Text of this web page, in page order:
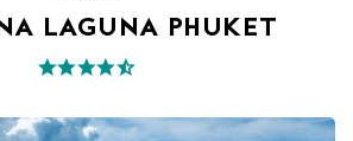
LAGUNA PHUKET